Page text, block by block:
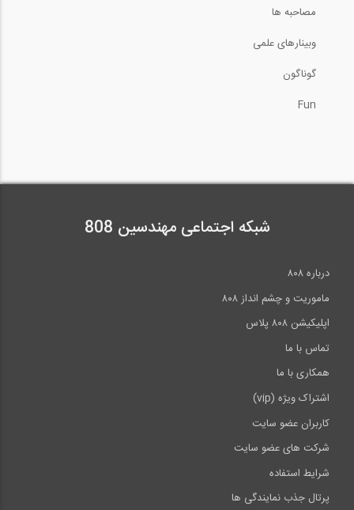
16:38
مصاحبه ها
وبینارهای علمی
گوناگون
Fun
شبکه اجتماعی مهندسین 808
درباره ۸۰۸
ماموریت و چشم انداز ۸۰۸
اپلیکیشن ۸۰۸ پلاس
تماس با ما
همکاری با ما
اشتراک ویژه (vip)
کاربران عضو سایت
شرکت های عضو سایت
شرایط استفاده
پرتال جذب نمایندگی ها